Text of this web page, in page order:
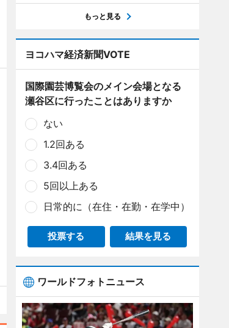
もっと見る
ヨコハマ経済新聞VOTE
国際園芸博覧会のメイン会場となる
瀬谷区に行ったことはありますか
ない
1.2回ある
3.4回ある
5回以上ある
日常的に（在住・在勤・在学中）
投票する 結果を見る
ワールドフォトニュース